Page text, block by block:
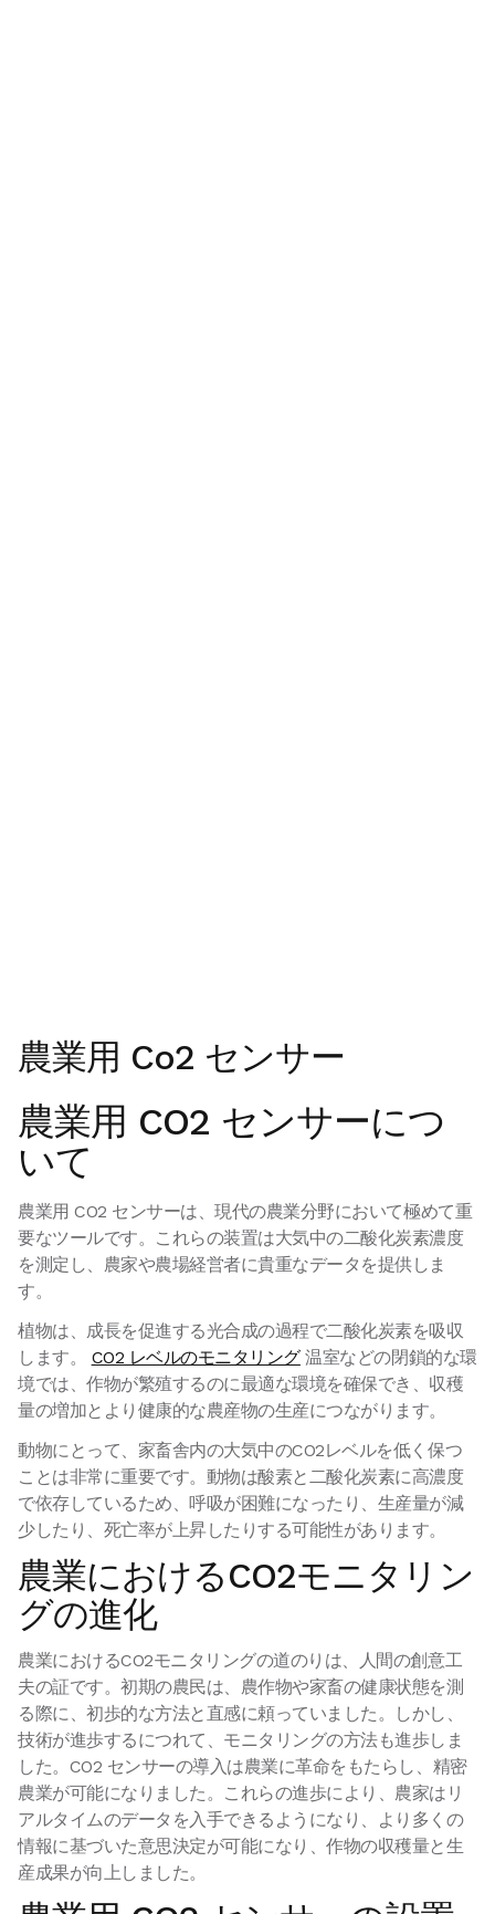
農業用 Co2 センサー
農業用 CO2 センサーにつ
いて
農業用 CO2 センサーは、現代の農業分野において極めて重
要なツールです。これらの装置は大気中の二酸化炭素濃度
を測定し、農家や農場経営者に貴重なデータを提供しま
す。
植物は、成長を促進する光合成の過程で二酸化炭素を吸収
します。 CO2 レベルのモニタリング温室などの閉鎖的な環
境では、作物が繁殖するのに最適な環境を確保でき、収穫
量の増加とより健康的な農産物の生産につながります。
動物にとって、家畜舎内の大気中のCO2レベルを低く保つ
ことは非常に重要です。動物は酸素と二酸化炭素に高濃度
で依存しているため、呼吸が困難になったり、生産量が減
少したり、死亡率が上昇したりする可能性があります。
農業におけるCO2モニタリン
グの進化
農業におけるCO2モニタリングの道のりは、人間の創意工
夫の証です。初期の農民は、農作物や家畜の健康状態を測
る際に、初歩的な方法と直感に頼っていました。しかし、
技術が進歩するにつれて、モニタリングの方法も進歩しま
した。CO2 センサーの導入は農業に革命をもたらし、精密
農業が可能になりました。これらの進歩により、農家はリ
アルタイムのデータを入手できるようになり、より多くの
情報に基づいた意思決定が可能になり、作物の収穫量と生
産成果が向上しました。